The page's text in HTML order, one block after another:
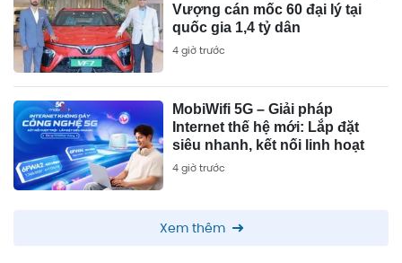
Vượng cán mốc 60 đại lý tại
quốc gia 1,4 tỷ dân
4 giờ trước
MobiWifi 5G – Giải pháp
Internet thế hệ mới: Lắp đặt
siêu nhanh, kết nối linh hoạt
4 giờ trước
Xem thêm